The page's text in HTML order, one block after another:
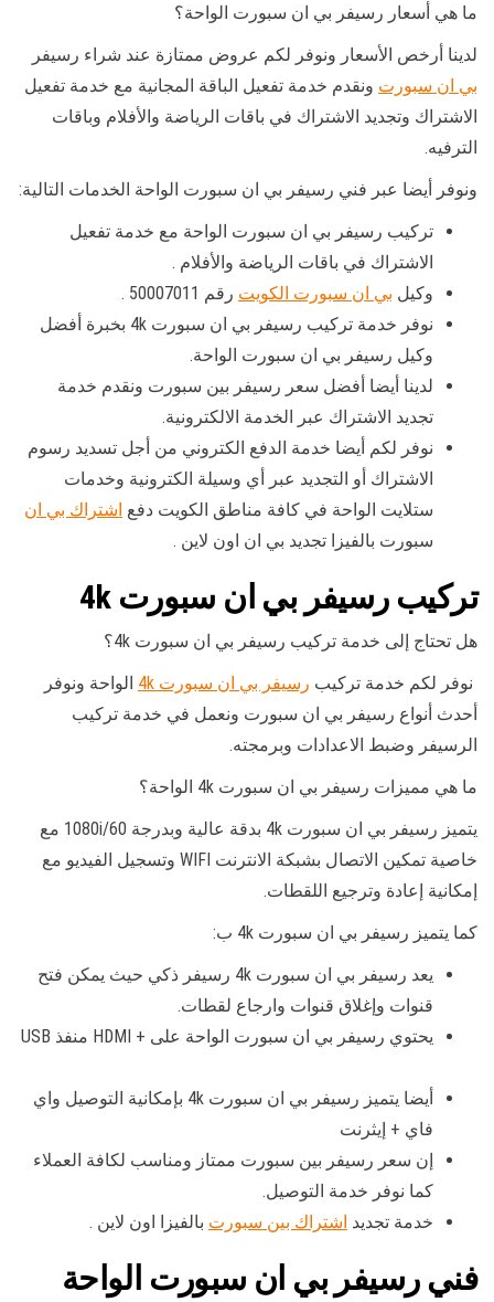
ما هي أسعار رسيفر بي ان سبورت الواحة؟
لدينا أرخص الأسعار ونوفر لكم عروض ممتازة عند شراء رسيفر
بي ان سبورت ونقدم خدمة تفعيل الباقة المجانية مع خدمة تفعيل
الاشتراك وتجديد الاشتراك في باقات الرياضة والأفلام وباقات
الترفيه.
ونوفر أيضا عبر فني رسيفر بي ان سبورت الواحة الخدمات التالية:
تركيب رسيفر بي ان سبورت الواحة مع خدمة تفعيل
الاشتراك في باقات الرياضة والأفلام .
وكيل بي ان سبورت الكويت رقم 50007011 .
نوفر خدمة تركيب رسيفر بي ان سبورت 4k بخبرة أفضل
وكيل رسيفر بي ان سبورت الواحة.
لدينا أيضا أفضل سعر رسيفر بين سبورت ونقدم خدمة
تجديد الاشتراك عبر الخدمة الالكترونية.
نوفر لكم أيضا خدمة الدفع الكتروني من أجل تسديد رسوم
الاشتراك أو التجديد عبر أي وسيلة الكترونية وخدمات
ستلايت الواحة في كافة مناطق الكويت دفع اشتراك بي ان
سبورت بالفيزا تجديد بي ان اون لاين .
تركيب رسيفر بي ان سبورت 4k
هل تحتاج إلى خدمة تركيب رسيفر بي ان سبورت 4k؟
نوفر لكم خدمة تركيب رسيفر بي ان سبورت 4k
الواحة ونوفر
أحدث أنواع رسيفر بي ان سبورت ونعمل في خدمة تركيب
الرسيفر وضبط الاعدادات وبرمجته.
ما هي مميزات رسيفر بي ان سبورت 4k الواحة؟
يتميز رسيفر بي ان سبورت 4k بدقة عالية وبدرجة 1080i/60 مع
خاصية تمكين الاتصال بشبكة الانترنت WIFI وتسجيل الفيديو مع
إمكانية إعادة وترجيع اللقطات.
كما يتميز رسيفر بي ان سبورت 4k ب:
يعد رسيفر بي ان سبورت 4k رسيفر ذكي حيث يمكن فتح
قنوات وإغلاق قنوات وارجاع لقطات.
يحتوي رسيفر بي ان سبورت الواحة على + HDMI منفذ USB
أيضا يتميز رسيفر بي ان سبورت 4k بإمكانية التوصيل واي
فاي + إيثرنت
إن سعر رسيفر بين سبورت ممتاز ومناسب لكافة العملاء
كما نوفر خدمة التوصيل.
خدمة تجديد اشتراك بين سبورت بالفيزا اون لاين .
فني رسيفر بي ان سبورت الواحة